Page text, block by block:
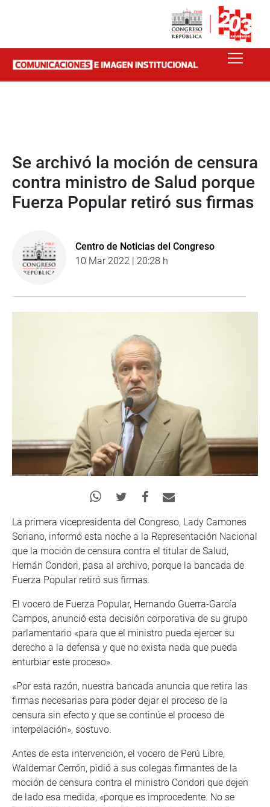
Se archivó la moción de censura
contra ministro de Salud porque
Fuerza Popular retiró sus firmas
Centro de Noticias del Congreso
10 Mar 2022 | 20:28 h
La primera vicepresidenta del Congreso, Lady Camones
Soriano, informó esta noche a la Representación Nacional
que la moción de censura contra el titular de Salud,
Hernán Condori, pasa al archivo, porque la bancada de
Fuerza Popular retiró sus firmas.
El vocero de Fuerza Popular, Hernando Guerra-García
Campos, anunció esta decisión corporativa de su grupo
parlamentario «para que el ministro pueda ejercer su
derecho a la defensa y que no exista nada que pueda
enturbiar este proceso».
«Por esta razón, nuestra bancada anuncia que retira las
firmas necesarias para poder dejar el proceso de la
censura sin efecto y que se continúe el proceso de
interpelación», sostuvo.
Antes de esta intervención, el vocero de Perú Libre,
Waldemar Cerrón, pidió a sus colegas firmantes de la
moción de censura contra el ministro Condori que dejen
de lado esa medida, «porque es improcedente. No se